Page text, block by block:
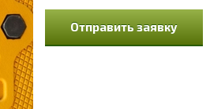
Отправить заявку